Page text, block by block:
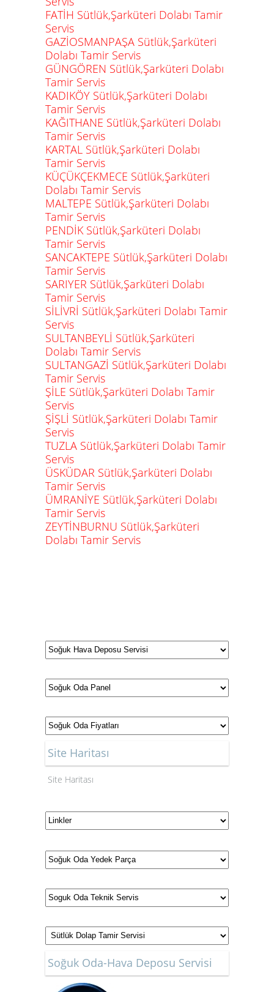
FATİH Sütlük,Şarküteri Dolabı Tamir
Servis
GAZİOSMANPAŞA Sütlük,Şarküteri
Dolabı Tamir Servis
GÜNGÖREN Sütlük,Şarküteri Dolabı
Tamir Servis
KADIKÖY Sütlük,Şarküteri Dolabı
Tamir Servis
KAĞITHANE Sütlük,Şarküteri Dolabı
Tamir Servis
KARTAL Sütlük,Şarküteri Dolabı
Tamir Servis
KÜÇÜKÇEKMECE Sütlük,Şarküteri
Dolabı Tamir Servis
MALTEPE Sütlük,Şarküteri Dolabı
Tamir Servis
PENDİK Sütlük,Şarküteri Dolabı
Tamir Servis
SANCAKTEPE Sütlük,Şarküteri Dolabı
Tamir Servis
SARIYER Sütlük,Şarküteri Dolabı
Tamir Servis
SİLİVRİ Sütlük,Şarküteri Dolabı Tamir
Servis
SULTANBEYLİ Sütlük,Şarküteri
Dolabı Tamir Servis
SULTANGAZİ Sütlük,Şarküteri Dolabı
Tamir Servis
ŞİLE Sütlük,Şarküteri Dolabı Tamir
Servis
ŞİŞLİ Sütlük,Şarküteri Dolabı Tamir
Servis
TUZLA Sütlük,Şarküteri Dolabı Tamir
Servis
ÜSKÜDAR Sütlük,Şarküteri Dolabı
Tamir Servis
ÜMRANİYE Sütlük,Şarküteri Dolabı
Tamir Servis
ZEYTİNBURNU Sütlük,Şarküteri
Dolabı Tamir Servis
Site Haritası
Site Haritası
Soğuk Oda-Hava Deposu Servisi